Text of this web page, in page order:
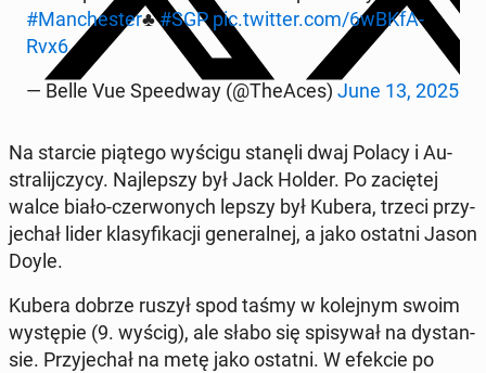
#Man­che­ster♣️#SGP pic.twitter.com/6wBK­fA­
Rvx6
— Belle Vue Spe­edway (@TheAces) June 13, 2025
Na starcie piątego wyścigu stanęli dwaj Polacy i Au­
stra­lij­czy­cy. Naj­lep­szy był Jack Holder. Po za­cię­tej
walce biało-czer­wo­nych lepszy był Kubera, trzeci przy­
je­chał lider kla­sy­fi­ka­cji ge­ne­ral­nej, a jako ostatni Jason
Doyle.
Kubera dobrze ruszył spod taśmy w ko­lej­nym swoim
wy­stę­pie (9. wyścig), ale słabo się spi­sy­wał na dy­stan­
sie. Przy­je­chał na metę jako ostatni. W efekcie po